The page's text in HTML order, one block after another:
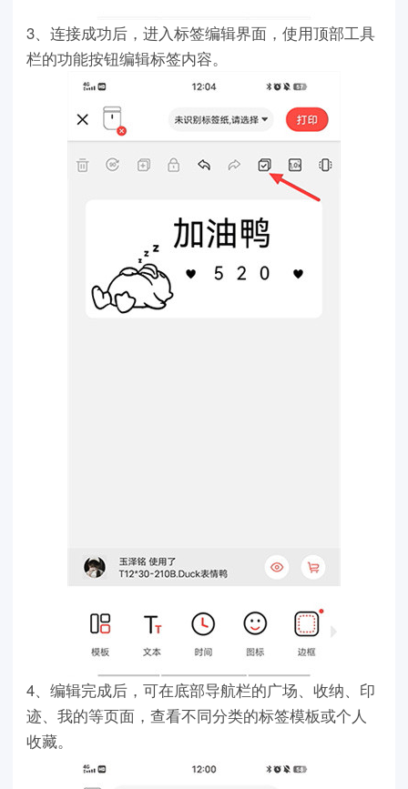
3、连接成功后，进入标签编辑界面，使用顶部工具
栏的功能按钮编辑标签内容。
4、编辑完成后，可在底部导航栏的广场、收纳、印
迹、我的等页面，查看不同分类的标签模板或个人
收藏。